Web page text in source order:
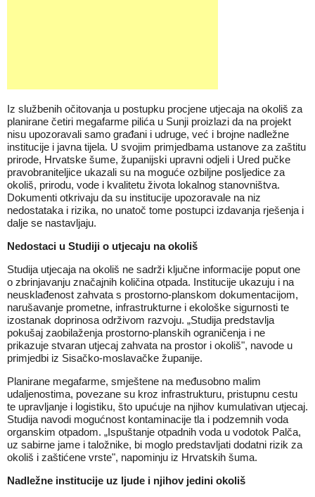
Iz službenih očitovanja u postupku procjene utjecaja na okoliš za
planirane četiri megafarme pilića u Sunji proizlazi da na projekt
nisu upozoravali samo građani i udruge, već i brojne nadležne
institucije i javna tijela. U svojim primjedbama ustanove za zaštitu
prirode, Hrvatske šume, županijski upravni odjeli i Ured pučke
pravobraniteljice ukazali su na moguće ozbiljne posljedice za
okoliš, prirodu, vode i kvalitetu života lokalnog stanovništva.
Dokumenti otkrivaju da su institucije upozoravale na niz
nedostataka i rizika, no unatoč tome postupci izdavanja rješenja i
dalje se nastavljaju.
Nedostaci u Studiji o utjecaju na okoliš
Studija utjecaja na okoliš ne sadrži ključne informacije poput one
o zbrinjavanju značajnih količina otpada. Institucije ukazuju i na
neusklađenost zahvata s prostorno-planskom dokumentacijom,
narušavanje prometne, infrastrukturne i ekološke sigurnosti te
izostanak doprinosa održivom razvoju. „Studija predstavlja
pokušaj zaobilaženja prostorno-planskih ograničenja i ne
prikazuje stvaran utjecaj zahvata na prostor i okoliš", navode u
primjedbi iz Sisačko-moslavačke županije.
Planirane megafarme, smještene na međusobno malim
udaljenostima, povezane su kroz infrastrukturu, pristupnu cestu
te upravljanje i logistiku, što upućuje na njihov kumulativan utjecaj.
Studija navodi mogućnost kontaminacije tla i podzemnih voda
organskim otpadom. „Ispuštanje otpadnih voda u vodotok Palča,
uz sabirne jame i taložnike, bi moglo predstavljati dodatni rizik za
okoliš i zaštićene vrste", napominju iz Hrvatskih šuma.
Nadležne institucije uz ljude i njihov jedini okoliš